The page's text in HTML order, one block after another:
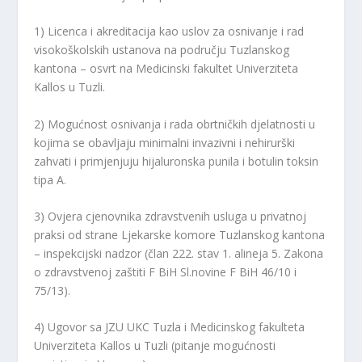
1) Licenca i akreditacija kao uslov za osnivanje i rad
visokoškolskih ustanova na području Tuzlanskog
kantona – osvrt na Medicinski fakultet Univerziteta
Kallos u Tuzli.
2) Mogućnost osnivanja i rada obrtničkih djelatnosti u
kojima se obavljaju minimalni invazivni i nehirurški
zahvati i primjenjuju hijaluronska punila i botulin toksin
tipa A.
3) Ovjera cjenovnika zdravstvenih usluga u privatnoj
praksi od strane Ljekarske komore Tuzlanskog kantona
– inspekcijski nadzor (član 222. stav 1. alineja 5. Zakona
o zdravstvenoj zaštiti F BiH Sl.novine F BiH 46/10 i
75/13).
4) Ugovor sa JZU UKC Tuzla i Medicinskog fakulteta
Univerziteta Kallos u Tuzli (pitanje mogućnosti